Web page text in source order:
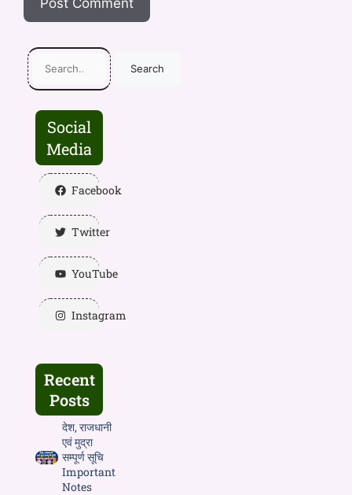
Search
Social
Media
Facebook
Twitter
YouTube
Instagram
Recent
Posts
देश, राजधानी
एवं मुद्रा
सम्पूर्ण सूचि
Important
Notes